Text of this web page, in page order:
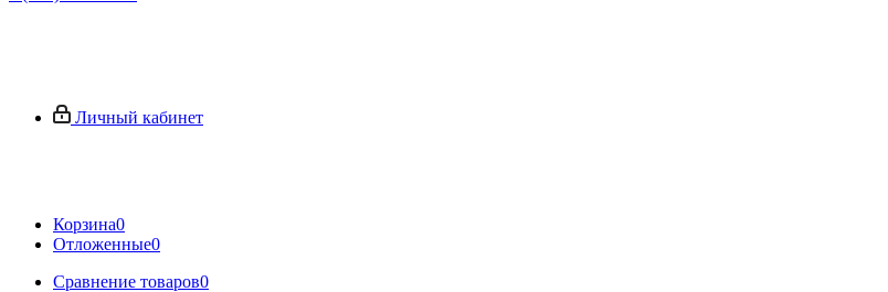
Личный кабинет
Корзина0
Отложенные0
Сравнение товаров0